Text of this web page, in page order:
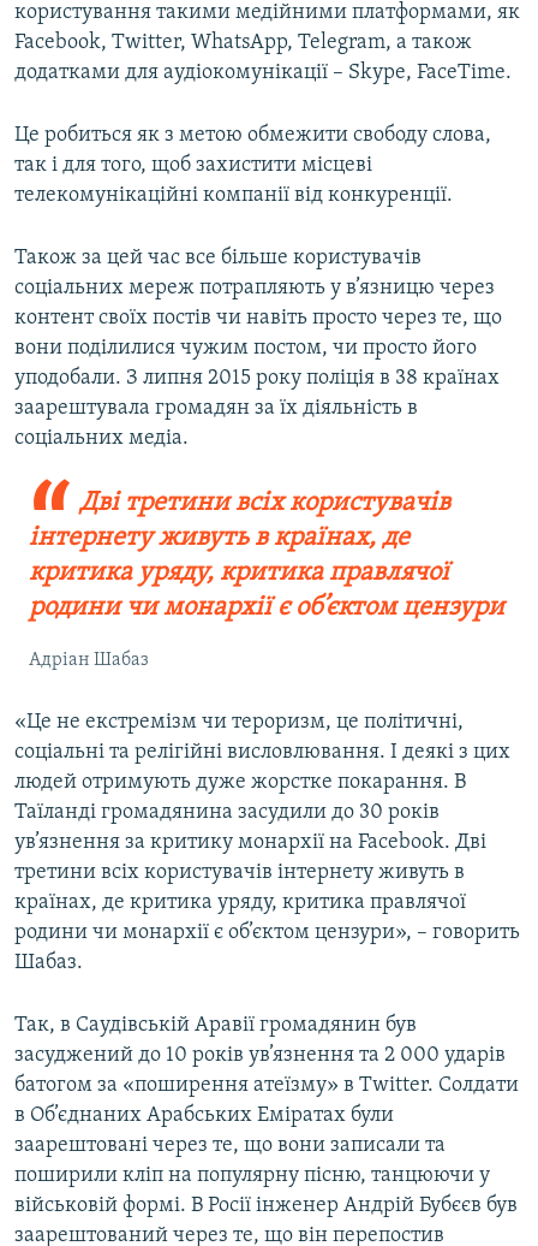
користування такими медійними платформами, як
Facebook, Twitter, WhatsApp, Telegram, а також
додатками для аудіокомунікації – Skype, FaceTime.
Це робиться як з метою обмежити свободу слова,
так і для того, щоб захистити місцеві
телекомунікаційні компанії від конкуренції.
Також за цей час все більше користувачів
соціальних мереж потрапляють у в’язницю через
контент своїх постів чи навіть просто через те, що
вони поділилися чужим постом, чи просто його
уподобали. З липня 2015 року поліція в 38 країнах
заарештувала громадян за їх діяльність в
соціальних медіа.
Дві третини всіх користувачів
інтернету живуть в країнах, де
критика уряду, критика правлячої
родини чи монархії є об’єктом цензури
Адріан Шабаз
«Це не екстремізм чи тероризм, це політичні,
соціальні та релігійні висловлювання. І деякі з цих
людей отримують дуже жорстке покарання. В
Таїланді громадянина засудили до 30 років
ув’язнення за критику монархії на Facebook. Дві
третини всіх користувачів інтернету живуть в
країнах, де критика уряду, критика правлячої
родини чи монархії є об’єктом цензури», – говорить
Шабаз.
Так, в Саудівській Аравії громадянин був
засуджений до 10 років ув’язнення та 2 000 ударів
батогом за «поширення атеїзму» в Twitter. Солдати
в Об’єднаних Арабських Еміратах були
заарештовані через те, що вони записали та
поширили кліп на популярну пісню, танцюючи у
військовій формі. В Росії інженер Андрій Бубєєв був
заарештований через те, що він перепостив